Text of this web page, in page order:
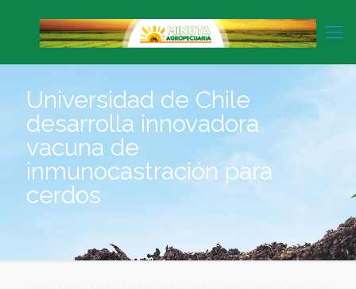
Universidad de Chile
desarrolla innovadora
vacuna de
inmunocastración para
cerdos